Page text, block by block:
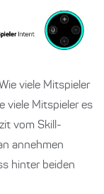
viele Mitspieler
viele Mitspieler es
vom Skill-
annehmen
hinter beiden